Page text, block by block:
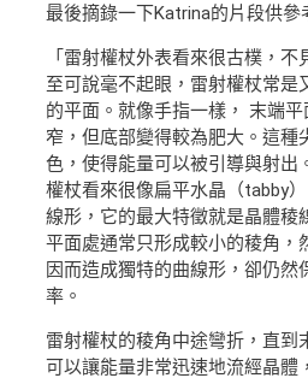
最後摘錄一下Katrina的片段供參
「雷射權杖外表看來很古樸，
至可說毫不起眼，雷射權杖常是
的平面。就像手指一樣， 末端
窄，但底部變得較為肥大。這種
色，使得能量可以被引導與射出
權杖看來很像扁平水晶（tabby
線形，它的最大特徵就是晶體稜
平面處通常只形成較小的稜角，
因而造成獨特的曲線形，卻仍然
率。
雷射權杖的稜角中途彎折，直到
可以讓能量非常迅速地流經晶體